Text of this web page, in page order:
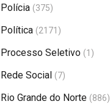
Polícia (375)
Política (2171)
Processo Seletivo (1)
Rede Social (7)
Rio Grande do Norte (886)